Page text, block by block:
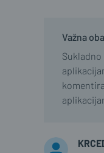
Važna